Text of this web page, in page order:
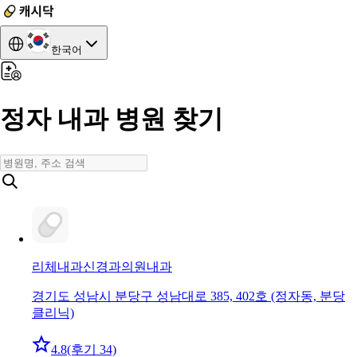
한국어
정자 내과 병원 찾기
리체내과신경과의원 내과
경기도 성남시 분당구 성남대로 385, 402호 (정자동, 분당
클리닉)
4.8(후기 34)